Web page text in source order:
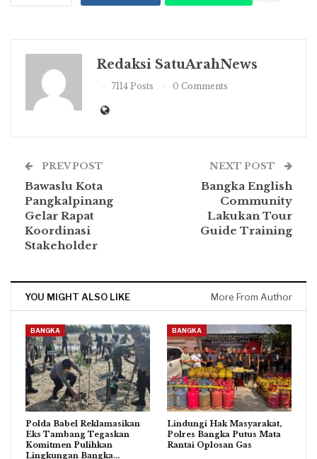
Redaksi SatuArahNews
7114 Posts 0 Comments
PREV POST
Bawaslu Kota
Pangkalpinang
Gelar Rapat
Koordinasi
Stakeholder
NEXT POST
Bangka English
Community
Lakukan Tour
Guide Training
YOU MIGHT ALSO LIKE More From Author
BANGKA
Polda Babel Reklamasikan
Eks Tambang Tegaskan
Komitmen Pulihkan
Lingkungan Bangka…
BANGKA
Lindungi Hak Masyarakat,
Polres Bangka Putus Mata
Rantai Oplosan Gas